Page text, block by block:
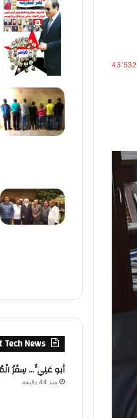
43٬532
Tech News
أَبو عَلِيٍّ… سِفْرُ
منذ 44 دقيقة